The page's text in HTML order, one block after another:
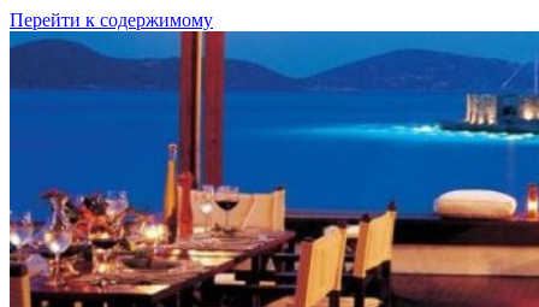
Перейти к содержимому